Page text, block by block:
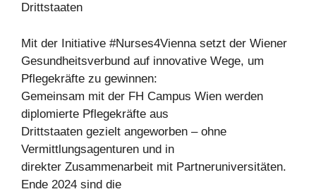
Drittstaaten
Mit der Initiative #Nurses4Vienna setzt der Wiener
Gesundheitsverbund auf innovative Wege, um
Pflegekräfte zu gewinnen:
Gemeinsam mit der FH Campus Wien werden
diplomierte Pflegekräfte aus
Drittstaaten gezielt angeworben – ohne
Vermittlungsagenturen und in
direkter Zusammenarbeit mit Partneruniversitäten.
Ende 2024 sind die